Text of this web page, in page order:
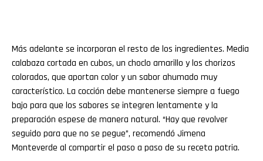
Más adelante se incorporan el resto de los ingredientes. Media
calabaza cortada en cubos, un choclo amarillo y los chorizos
colorados, que aportan color y un sabor ahumado muy
característico. La cocción debe mantenerse siempre a fuego
bajo para que los sabores se integren lentamente y la
preparación espese de manera natural. “Hay que revolver
seguido para que no se pegue”, recomendó Jimena
Monteverde al compartir el paso a paso de su receta patria.